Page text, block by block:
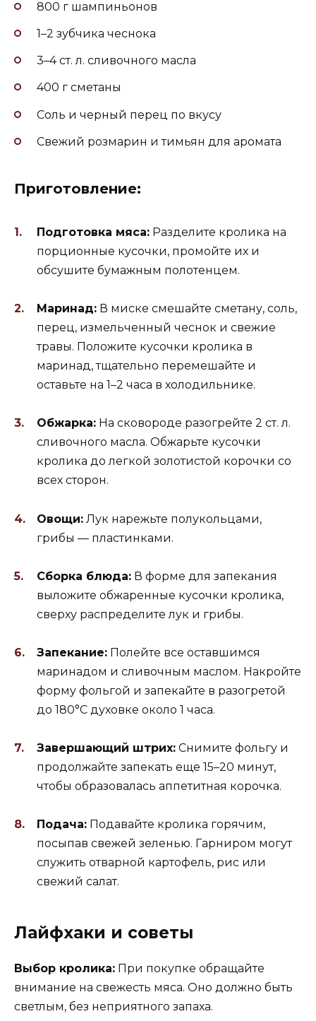
800 г шампиньонов
1–2 зубчика чеснока
3–4 ст. л. сливочного масла
400 г сметаны
Соль и черный перец по вкусу
Свежий розмарин и тимьян для аромата
Приготовление:
Подготовка мяса: Разделите кролика на
порционные кусочки, промойте их и
обсушите бумажным полотенцем.
Маринад: В миске смешайте сметану, соль,
перец, измельченный чеснок и свежие
травы. Положите кусочки кролика в
маринад, тщательно перемешайте и
оставьте на 1–2 часа в холодильнике.
Обжарка: На сковороде разогрейте 2 ст. л.
сливочного масла. Обжарьте кусочки
кролика до легкой золотистой корочки со
всех сторон.
Овощи: Лук нарежьте полукольцами,
грибы — пластинками.
Сборка блюда: В форме для запекания
выложите обжаренные кусочки кролика,
сверху распределите лук и грибы.
Запекание: Полейте все оставшимся
маринадом и сливочным маслом. Накройте
форму фольгой и запекайте в разогретой
до 180°C духовке около 1 часа.
Завершающий штрих: Снимите фольгу и
продолжайте запекать еще 15–20 минут,
чтобы образовалась аппетитная корочка.
Подача: Подавайте кролика горячим,
посыпав свежей зеленью. Гарниром могут
служить отварной картофель, рис или
свежий салат.
Лайфхаки и советы
Выбор кролика: При покупке обращайте
внимание на свежесть мяса. Оно должно быть
светлым, без неприятного запаха.